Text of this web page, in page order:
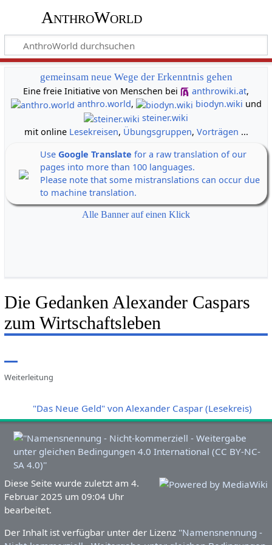
AnthroWorld
gemeinsam neue Wege der Erkenntnis gehen
Eine freie Initiative von Menschen bei
anthrowiki.at,
anthro.world, biodyn.wiki und
steiner.wiki
mit online Lesekreisen, Übungsgruppen, Vorträgen ...
Use Google Translate for a raw translation of our
pages into more than 100 languages.
Please note that some mistranslations can occur due
to machine translation.
Alle Banner auf einen Klick
Die Gedanken Alexander Caspars
zum Wirtschaftsleben
Weiterleitung
"Das Neue Geld" von Alexander Caspar (Lesekreis)
Diese Seite wurde zuletzt am 4.
Februar 2025 um 09:04 Uhr
bearbeitet.
Der Inhalt ist verfügbar unter der Lizenz ''Namensnennung -